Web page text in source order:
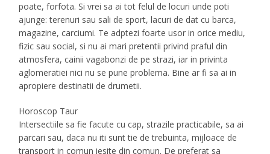
poate, forfota. Si vrei sa ai tot felul de locuri unde poti
ajunge: terenuri sau sali de sport, lacuri de dat cu barca,
magazine, carciumi. Te adptezi foarte usor in orice mediu,
fizic sau social, si nu ai mari pretentii privind praful din
atmosfera, cainii vagabonzi de pe strazi, iar in privinta
aglomeratiei nici nu se pune problema. Bine ar fi sa ai in
apropiere destinatii de drumetii.
Horoscop Taur
Intersectiile sa fie facute cu cap, strazile practicabile, sa ai
parcari sau, daca nu iti sunt tie de trebuinta, mijloace de
transport in comun iesite din comun. De preferat sa